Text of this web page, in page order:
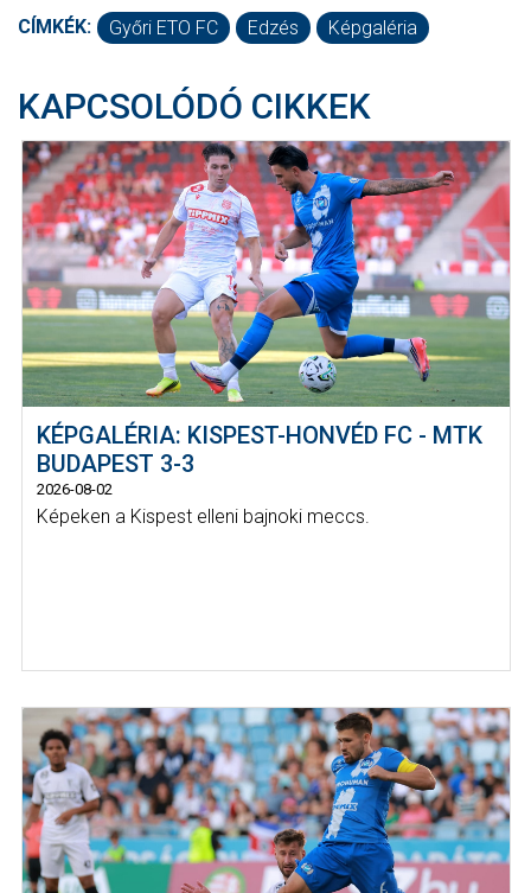
CÍMKÉK: Győri ETO FC Edzés Képgaléria
KAPCSOLÓDÓ CIKKEK
KÉPGALÉRIA: KISPEST-HONVÉD FC - MTK
BUDAPEST 3-3
2026-08-02
Képeken a Kispest elleni bajnoki meccs.